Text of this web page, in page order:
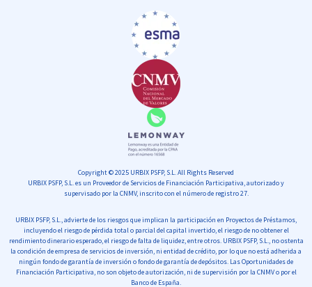
Copyright © 2025 URBIX PSFP, S.L. All Rights Reserved
URBIX PSFP, S.L. es un Proveedor de Servicios de Financiación Participativa, autorizado y
supervisado por la CNMV, inscrito con el número de registro 27.
URBIX PSFP, S.L., advierte de los riesgos que implican la participación en Proyectos de Préstamos,
incluyendo el riesgo de pérdida total o parcial del capital invertido, el riesgo de no obtener el
rendimiento dinerario esperado, el riesgo de falta de liquidez, entre otros. URBIX PSFP, S.L., no ostenta
la condición de empresa de servicios de inversión, ni entidad de crédito, por lo que no está adherida a
ningún fondo de garantía de inversión o fondo de garantía de depósitos. Las Oportunidades de
Financiación Participativa, no son objeto de autorización, ni de supervisión por la CNMV o por el
Banco de España.